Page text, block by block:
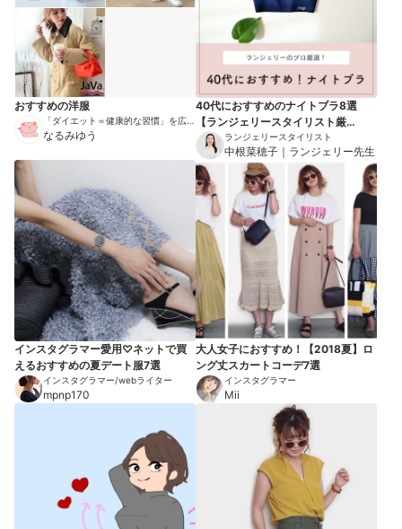
おすすめの洋服
「ダイエット＝健康的な習慣」を広め
る伝道師
なるみゆう
40代におすすめのナイトブラ8選
【ランジェリースタイリスト厳
選！】ランジェリースタイリスト
中根菜穂子｜ランジェリー先生
インスタグラマー愛用♡ネットで買
えるおすすめの夏デート服7選
インスタグラマー/webライター
mpnp170
大人女子におすすめ！【2018夏】ロ
ング丈スカートコーデ7選
インスタグラマー
Mii